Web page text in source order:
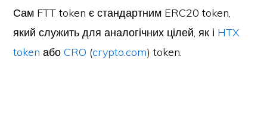
Сам FTT token є стандартним ERC20 token,
який служить для аналогічних цілей, як і HTX
token абоCRO (crypto.com) token.